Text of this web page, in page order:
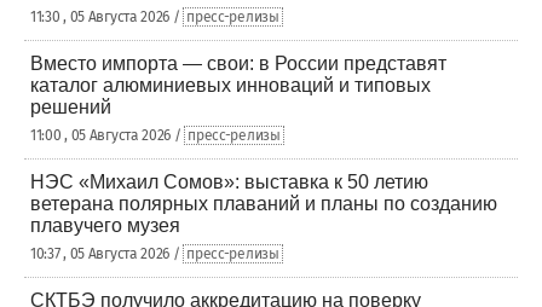
11:30 , 05 Августа 2026 / пресс-релизы
Вместо импорта — свои: в России представят
каталог алюминиевых инноваций и типовых
решений
11:00 , 05 Августа 2026 / пресс-релизы
НЭС «Михаил Сомов»: выставка к 50 летию
ветерана полярных плаваний и планы по созданию
плавучего музея
10:37 , 05 Августа 2026 / пресс-релизы
СКТБЭ получило аккредитацию на поверку